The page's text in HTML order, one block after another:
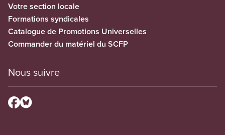
Votre section locale
Formations syndicales
Catalogue de Promotions Universelles
Commander du matériel du SCFP
Nous suivre